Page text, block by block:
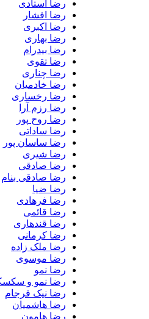
رضا استادی
رضا افشار
رضا اکبری
رضا بهاری
رضا بیدرام
رضا تقوی
رضا چناری
رضا خادمیان
رضا رخساری
رضا رزم آرا
رضا روح پور
رضا ساداتی
رضا ساسان پور
رضا شیری
رضا صادقی
رضا صادقی بنام
رضا ضیا
رضا فرهادی
رضا قائمی
رضا قندهاری
رضا کرمانی
رضا ملک زاده
رضا موسوی
رضا نمو
رضا نمو و سکسکه بند
رضا نیک فرجام
رضا هاشمیان
رضا هامون